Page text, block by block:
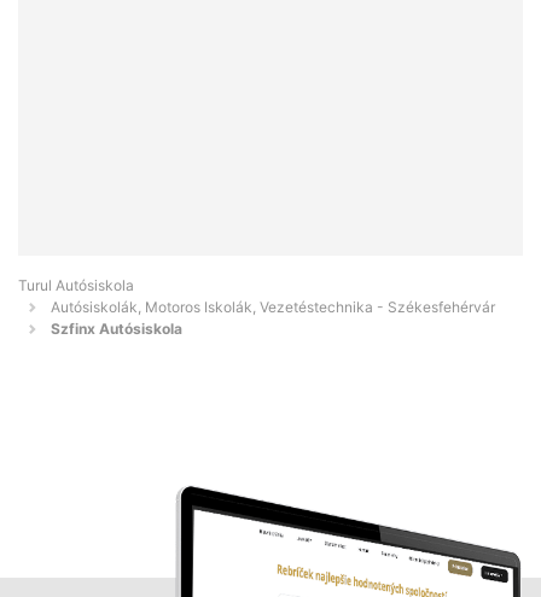
Turul Autósiskola
Autósiskolák, Motoros Iskolák, Vezetéstechnika - Székesfehérvár
Szfinx Autósiskola